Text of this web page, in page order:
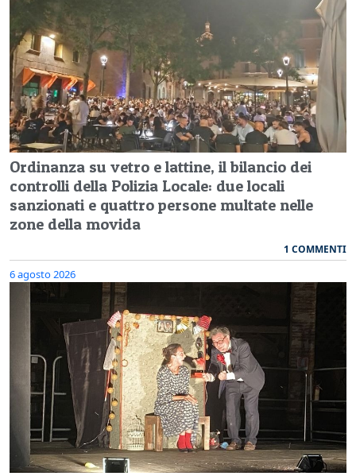
Ordinanza su vetro e lattine, il bilancio dei
controlli della Polizia Locale: due locali
sanzionati e quattro persone multate nelle
zone della movida
1 COMMENTI
6 agosto 2026